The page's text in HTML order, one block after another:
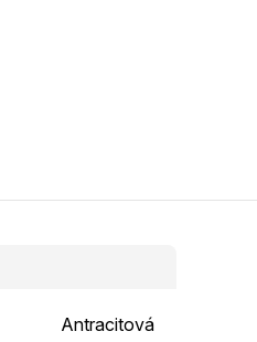
Antracitová